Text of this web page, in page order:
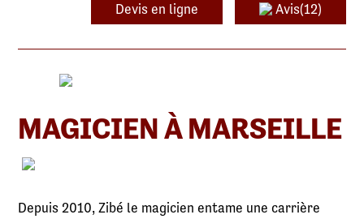
Devis en ligne Avis(12)
MAGICIEN À MARSEILLE
Depuis 2010, Zibé le magicien entame une carrière